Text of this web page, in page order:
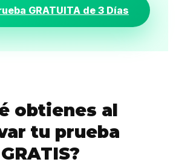
GRATUITA de 3 Días
obtienes al
tu prueba
GRATIS?